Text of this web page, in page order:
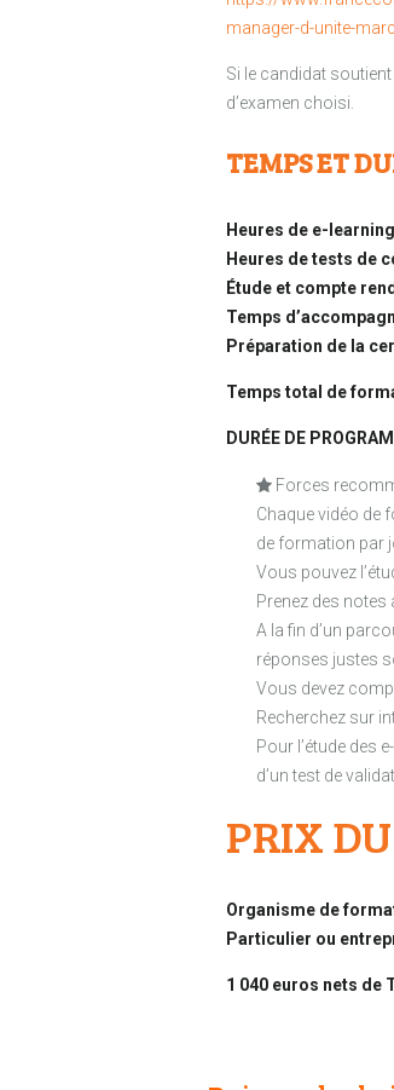
manager-d-unite-
Si le candidat
d’examen choisi.
TEMPS ET
Heures de e-
Heures de tests de
Étude et compte
Temps
Préparation de la
Temps total de
DURÉE DE
Forces
Chaque vidéo de
de formation par
Vous pouvez
Prenez des notes
A la fin d’un
réponses justes
Vous devez
Recherchez sur
Pour l’étude des
d’un test de
PRIX
Organisme de
Particulier ou
1 040 euros nets de